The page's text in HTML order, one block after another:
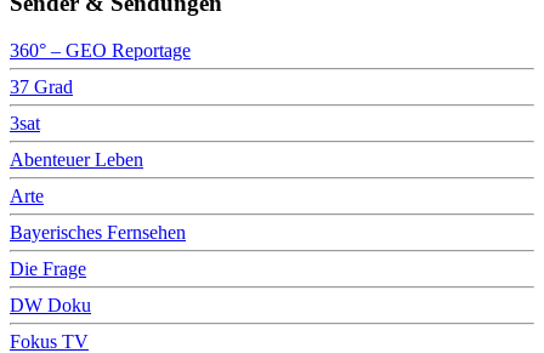
360° – GEO Reportage
37 Grad
3sat
Abenteuer Leben
Arte
Bayerisches Fernsehen
Die Frage
DW Doku
Fokus TV